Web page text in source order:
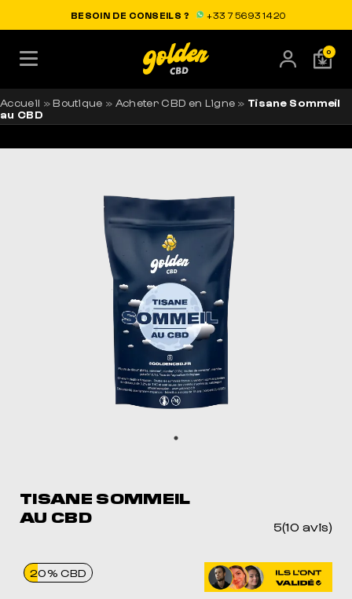
0
LIVRAISON OFFERTE EN FRANCE
BESOIN DE CONSEILS ? +33 7 56 93 14 20
Accueil »Boutique » Acheter CBD en Ligne » Tisane Sommeil
au CBD
TISANE SOMMEIL
AU CBD
5(10 avis)
20% CBD